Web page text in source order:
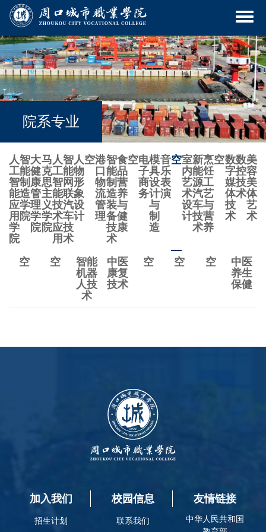
院系专业
人
工
智
能
应
用
学
院
智
能
制
造
学
院
大
健
康
管
理
学
院
马
克
思
主
义
学
院
人
工
智
能
技
术
应
用
智
能
网
联
汽
车
技
术
人
物
形
象
设
计
空港
口
物
流
管
理
智
能
制
造
装
备
技
术
食
品
营
养
与
健
康
空电
子
商
务
模
具
设
计
与
制
造
音
乐
表
演
空室
内
艺
术
设
计
新
能
源
汽
车
技
术
烹
饪
工
艺
与
营
养
空数
字
媒
体
技
术
数
控
技
术
美
容
美
体
艺
术
空 空
智能
机器
人技
术
中医
康复
技术
空 空 空
中医
养生
保健
加入我们
招生计划
校园信息
联系我们
友情链接
中华人民共和国